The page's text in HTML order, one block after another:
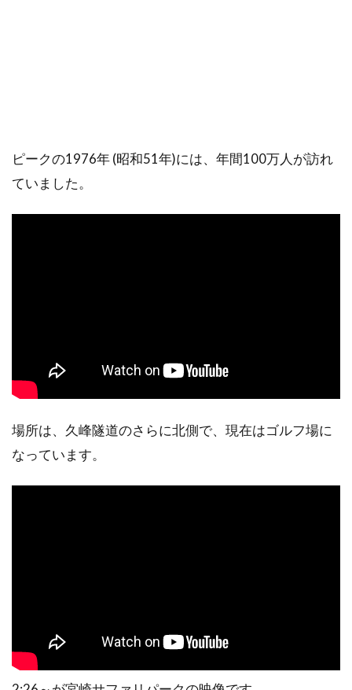
ピークの1976年 (昭和51年)には、年間100万人が訪れ
ていました。
場所は、久峰隧道のさらに北側で、現在はゴルフ場に
なっています。